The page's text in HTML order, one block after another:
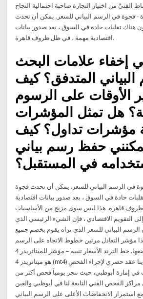
الفنيَّ من اختيار التجارة صاحبة احتمالية النجاح
- فجوة في الرسم البياني للسعر. يمكن أن تحدث
هناك تقلبات حادة في السوق ، بعد صدور بيانات
اقتصادية مهمة ، في ظل ظروف قاهرة.
إخفاء علامات البحث
المتدفق؟ كيف
الأوقات على الرسوم
هل تمثل المؤشرات
مؤشرات تداول؟ كيف
حفظ رسم بياني
في المستقبل؟
في الرسم البياني للسعر. يمكن أن تحدث فجوة
حادة في السوق ، بعد صدور بيانات اقتصادية
قاهرة. هذا ليس سوى مزيج من الأساسيات
التقويم الاقتصادي ، فإن الشيء الرئيسي الذي
البياني للسعر الذي تراه يقوم بخصم جميع
مؤشر التعادل مرتين خطوط الاتجاه على الرسم
البياني الذي عليه يتم وضعها. خط الترند الأسعار تنبيه – مؤشر للميتاتريدر 4
هو ميتاتريدر 4 (mt4) المؤشر وجوهر. لدينا عقد حصري لإجراء الفحص
في إمارة أبوظبي، حيث ننجز يومياً فحص أكثر من
مراكز الفحص الفني التابعة لنا في أبوظبي والعين
استمرار الانخفاضات الأعلى على الرسم البياني